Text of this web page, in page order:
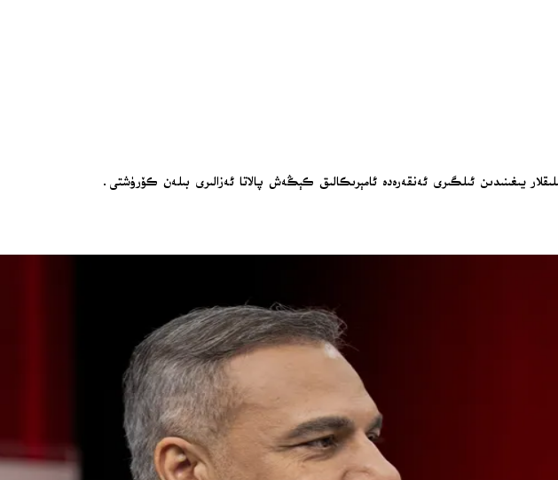
يىغىنىدىن ئىلگىرى ئەنقەرەدە ئامېرىكالىق كېڭەش پالاتا ئەزالىرى بىلەن كۆرۈشتى.